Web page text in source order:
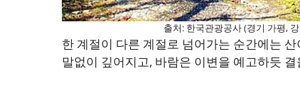
출처: 한국관광공사 (경기 가평,
한 계절이 다른 계절로 넘어가는 순간에는
말없이 깊어지고, 바람은 이변을 예고하듯